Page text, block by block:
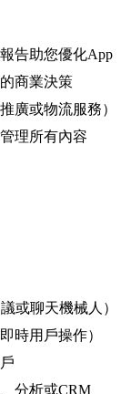
告助您優化App
商業決策
廣或物流服務）
理所有內容
或聊天機械人）
時用戶操作）
分析或CRM